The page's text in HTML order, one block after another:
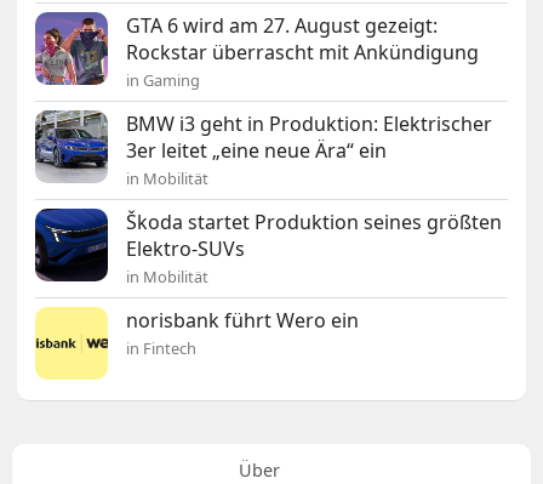
GTA 6 wird am 27. August gezeigt:
Rockstar überrascht mit Ankündigung
in Gaming
BMW i3 geht in Produktion: Elektrischer
3er leitet „eine neue Ära“ ein
in Mobilität
Škoda startet Produktion seines größten
Elektro-SUVs
in Mobilität
norisbank führt Wero ein
in Fintech
Über